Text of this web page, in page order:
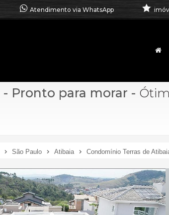
Atendimento via WhatsApp
- Pronto para morar -
São Paulo Atibaia Condomínio Terras de